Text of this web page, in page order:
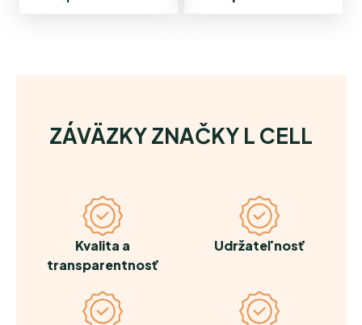
ZÁVÄZKY ZNAČKY L CELL
Kvalita a
transparentnosť
Udržateľnosť